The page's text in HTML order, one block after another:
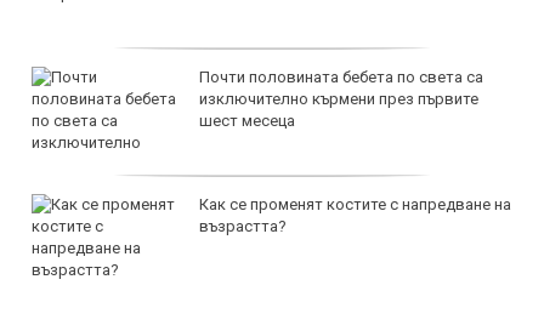
Почти половината бебета по света са
изключително кърмени през първите
шест месеца
Как се променят костите с напредване на
възрастта?